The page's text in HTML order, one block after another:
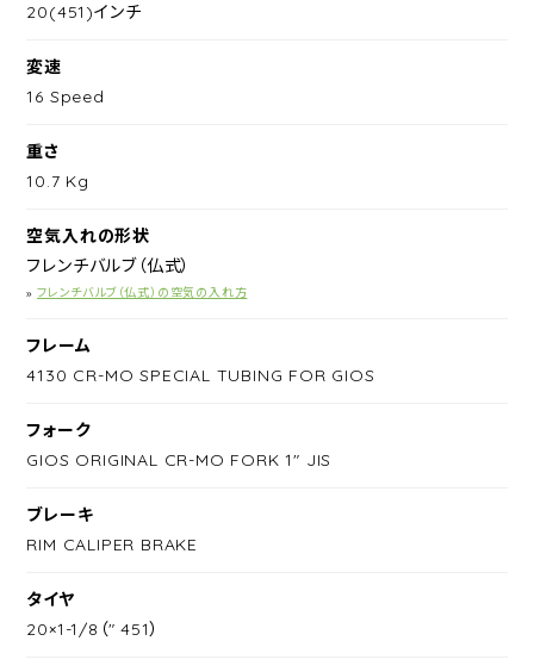
20(451)インチ
変速
16 Speed
重さ
10.7 Kg
空気入れの形状
フレンチバルブ（仏式）
»フレンチバルブ（仏式）の空気の入れ方
フレーム
4130 CR-MO SPECIAL TUBING FOR GIOS
フォーク
GIOS ORIGINAL CR-MO FORK 1" JIS
ブレーキ
RIM CALIPER BRAKE
タイヤ
20×1-1/8（" 451）